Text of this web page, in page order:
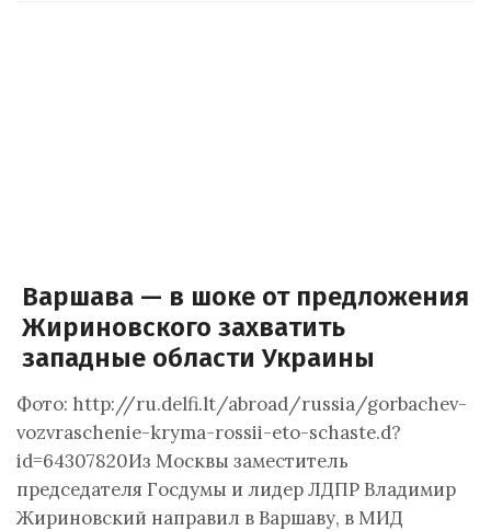
Варшава — в шоке от предложения
Жириновского захватить
западные области Украины
Фото: http://ru.delfi.lt/abroad/russia/gorbachev-
vozvraschenie-kryma-rossii-eto-schaste.d?
id=64307820Из Москвы заместитель
председателя Госдумы и лидер ЛДПР Владимир
Жириновский направил в Варшаву, в МИД